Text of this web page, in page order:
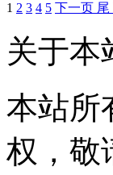
1 2 3 4 5 下一页 尾
关于本
本站所
权，敬